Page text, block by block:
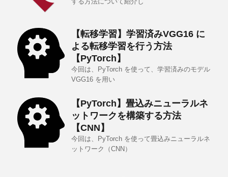
【転移学習】学習済みVGG16 に
よる転移学習を行う方法
【PyTorch】
今回は、PyTorch を使って、学習済みのモデル
VGG16 を用い
【PyTorch】畳込みニューラルネ
ットワークを構築する方法
【CNN】
今回は、PyTorch を使って畳込みニューラルネ
ットワーク（CNN）